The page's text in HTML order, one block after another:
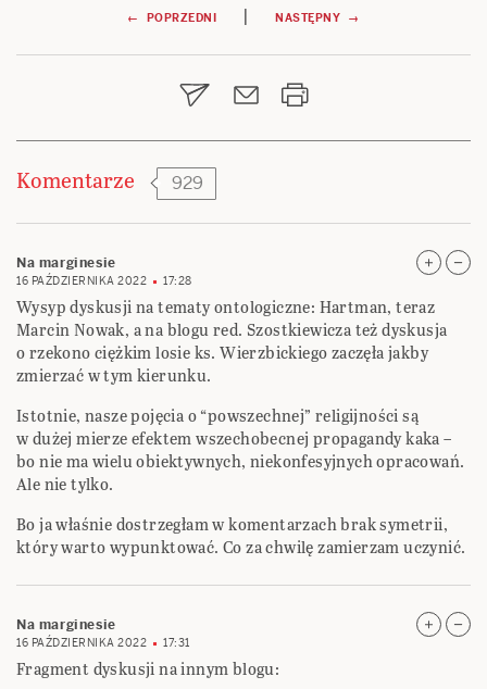
Nawigacja
wpisu
← POPRZEDNI | NASTĘPNY →
Komentarze 929
Na marginesie
16 PAŹDZIERNIKA 2022 17:28
Wysyp dyskusji na tematy ontologiczne: Hartman, teraz
Marcin Nowak, a na blogu red. Szostkiewicza też dyskusja
o rzekono ciężkim losie ks. Wierzbickiego zaczęła jakby
zmierzać w tym kierunku.
Istotnie, nasze pojęcia o “powszechnej” religijności są
w dużej mierze efektem wszechobecnej propagandy kaka –
bo nie ma wielu obiektywnych, niekonfesyjnych opracowań.
Ale nie tylko.
Bo ja właśnie dostrzegłam w komentarzach brak symetrii,
który warto wypunktować. Co za chwilę zamierzam uczynić.
Na marginesie
16 PAŹDZIERNIKA 2022 17:31
Fragment dyskusji na innym blogu: